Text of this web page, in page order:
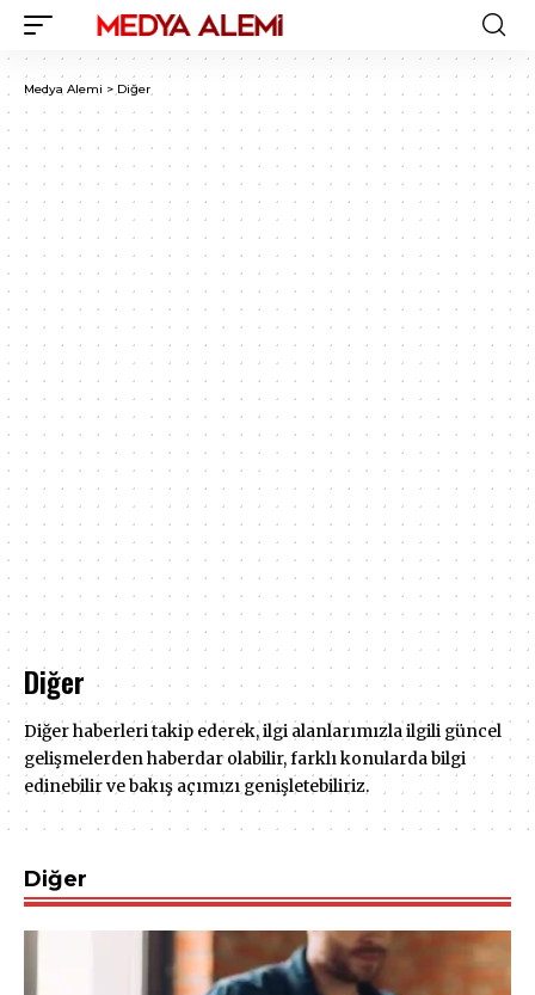
Medya Alemi > Diğer
Diğer
Diğer haberleri takip ederek, ilgi alanlarımızla ilgili güncel
gelişmelerden haberdar olabilir, farklı konularda bilgi
edinebilir ve bakış açımızı genişletebiliriz.
Diğer